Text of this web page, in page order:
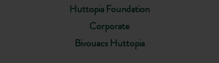
Huttopia Foundation
Corporate
Bivouacs Huttopia